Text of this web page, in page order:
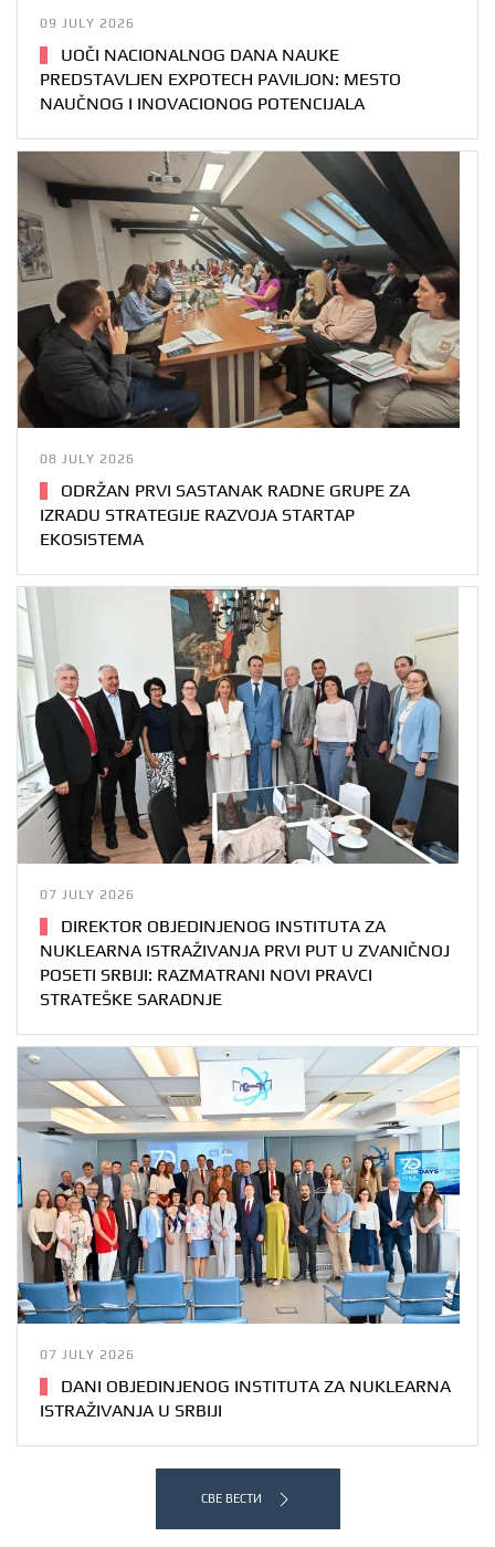
09 JULY 2026
UOČI NACIONALNOG DANA NAUKE
PREDSTAVLJEN EXPOTECH PAVILJON: MESTO
NAUČNOG I INOVACIONOG POTENCIJALA
08 JULY 2026
ODRŽAN PRVI SASTANAK RADNE GRUPE ZA
IZRADU STRATEGIJE RAZVOJA STARTAP
EKOSISTEMA
07 JULY 2026
DIREKTOR OBJEDINJENOG INSTITUTA ZA
NUKLEARNA ISTRAŽIVANJA PRVI PUT U ZVANIČNOJ
POSETI SRBIJI: RAZMATRANI NOVI PRAVCI
STRATEŠKE SARADNJE
07 JULY 2026
DANI OBJEDINJENOG INSTITUTA ZA NUKLEARNA
ISTRAŽIVANJA U SRBIJI
СВЕ ВЕСТИ